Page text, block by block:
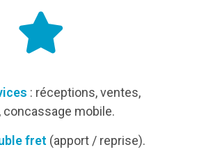
: réceptions, ventes,
concassage mobile.
fret (apport / reprise).